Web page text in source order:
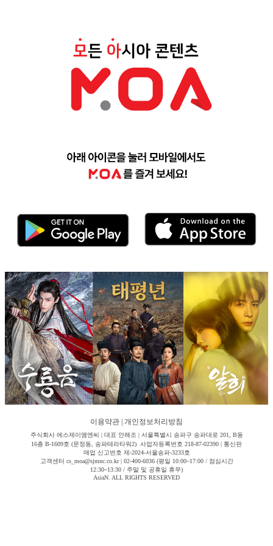
이용약관 개인정보처리방침
주식회사 에스제이엠엔씨 | 대표 안해조 | 서울특별시 송파구 송파대로 201, B동
16층 B-1609호 (문정동, 송파테라타워2) 사업자등록번호 218-87-02390 | 통신판
매업 신고번호 제-2024-서울송파-3233호
고객센터 cs_moa@sjmnc.co.kr | 02-400-6036 (평일 10:00~17:00 / 점심시간
12:30~13:30 / 주말 및 공휴일 휴무)
AsiaN. ALL RIGHTS RESERVED